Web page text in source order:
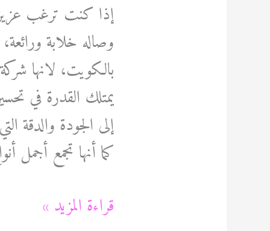
إذا كنت ترغب
وصاله خلابة
بالكويت، لانها
يمتلك القدرة في
إلى الجودة والدقة
كما أنها تجمع أجمل
شركة
قراءة المزيد »